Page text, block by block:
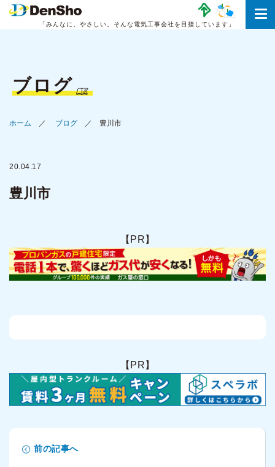
「みんなに、やさしい。 そんな電気工事会社を目指しています」
ブログ
ホーム ブログ 豊川市
20.04.17
豊川市
【PR】
【PR】
前の記事へ